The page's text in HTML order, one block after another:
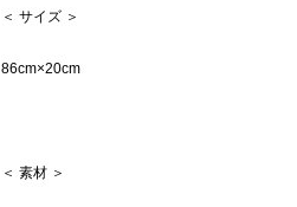
＜ サイズ ＞
86cm×20cm
＜ 素材 ＞